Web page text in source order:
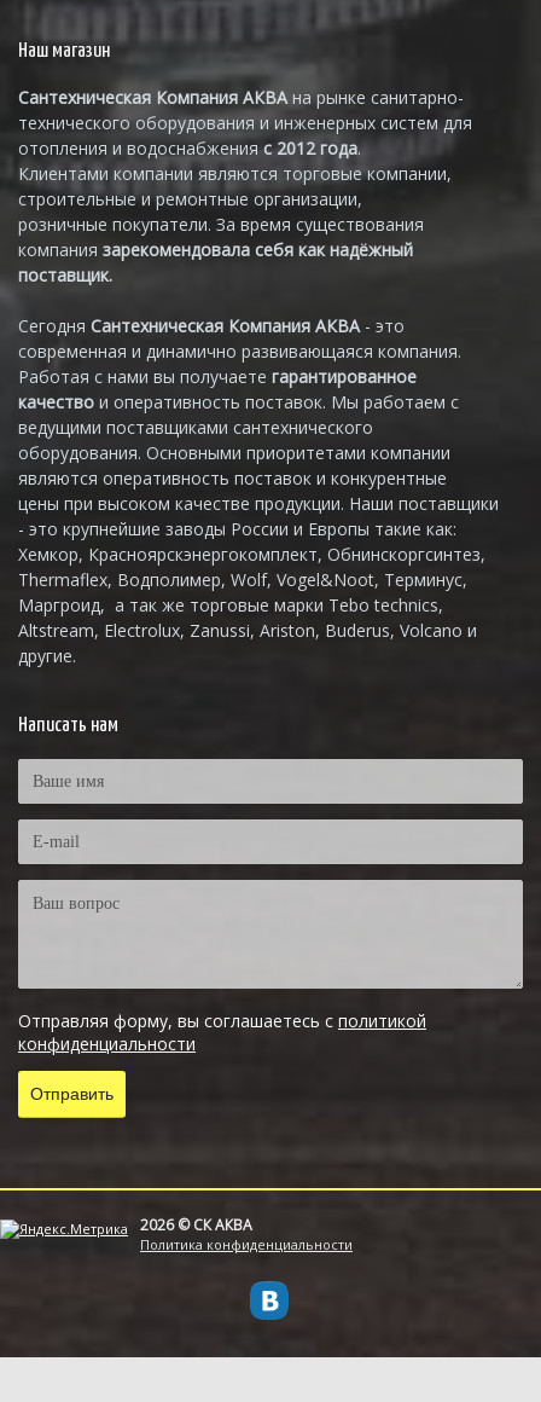
Наш магазин
Сантехническая Компания АКВАна рынке санитарно-
технического оборудования и инженерных систем для
отопления и водоснабженияс 2012 года.
Клиентами компании являются торговые компании,
строительные и ремонтные организации,
розничные покупатели. За время существования
компания зарекомендовала себя как надёжный
поставщик.
Сегодня Сантехническая Компания АКВА - это
современная и динамично развивающаяся компания.
Работая с нами вы получаете гарантированное
качество и оперативность поставок. Мы работаем с
ведущими поставщиками сантехнического
оборудования. Основными приоритетами компании
являются оперативность поставок и конкурентные
цены при высоком качестве продукции. Наши поставщики
- это крупнейшие заводы России и Европы такие как:
Хемкор, Красноярскэнергокомплект, Обнинскоргсинтез,
Thermaflex, Водполимер, Wolf, Vogel&Noot, Терминус,
Маргроид, а так же торговые марки Tebo technics,
Altstream, Electrolux, Zanussi, Ariston, Buderus, Volcano и
другие.
Написать нам
Отправляя форму, вы соглашаетесь с политикой
конфиденциальности
2026 © СК АКВА
Политика конфиденциальности